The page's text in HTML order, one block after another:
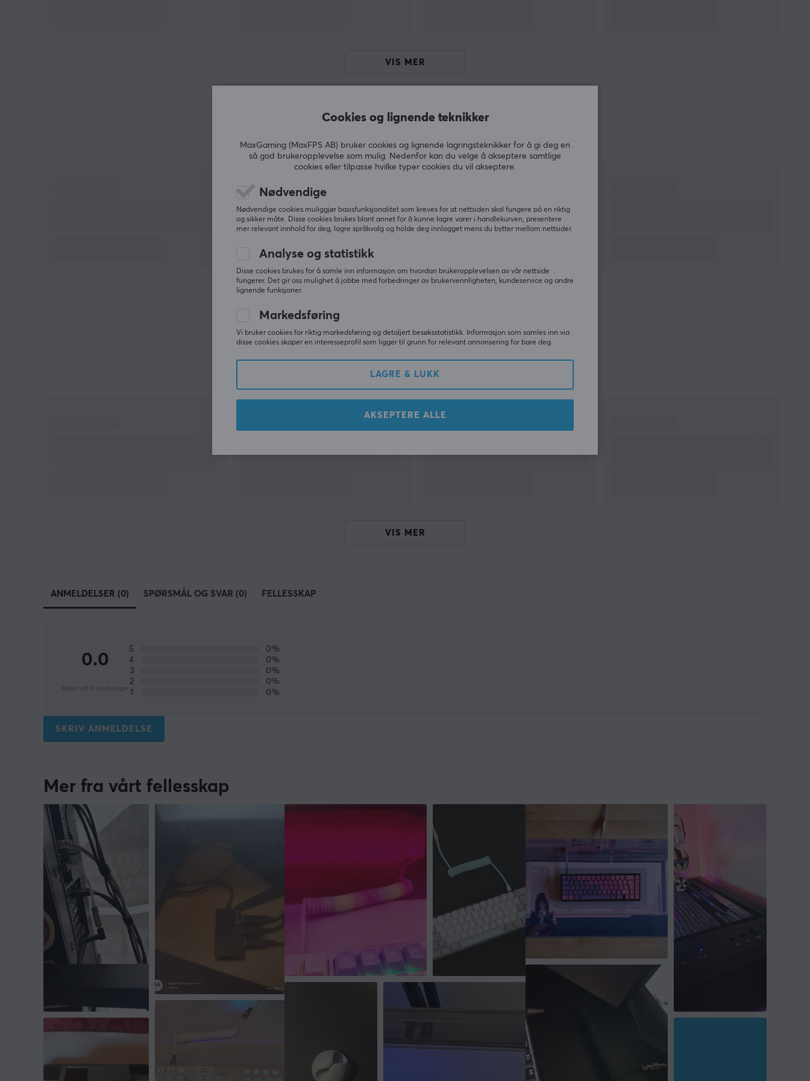
Gjennom banebrytende innovasjon og en sterk
j5create å utvikle produkter som forener
måte, og gir deg verktøyene til å møte dagens
VIS MER
Andre kjøpte også
Andre så også
VIS MER
ANMELDELSER (0) SPØRSMÅL OG SVAR (0) FELLESSKAP
0.0
Basert på 0 vurderinger
5
0%
4
0%
3
0%
2
0%
1
0%
SKRIV ANMELDELSE
Mer fra vårt fellesskap
Cookies og lignende teknikker
MaxGaming (MaxFPS AB) bruker cookies og lignende lagringsteknikker for å gi deg en
så god brukeropplevelse som mulig. Nedenfor kan du velge å akseptere samtlige
cookies eller tilpasse hvilke typer cookies du vil akseptere.
Nødvendige
Nødvendige cookies muliggjør basisfunksjonalitet som kreves for at nettsiden skal fungere på en riktig
og sikker måte. Disse cookies brukes blant annet for å kunne lagre varer i handlekurven, presentere
mer relevant innhold for deg, lagre språkvalg og holde deg innlogget mens du bytter mellom nettsider.
Analyse og statistikk
Disse cookies brukes for å samle inn informasjon om hvordan brukeropplevelsen av vår nettside
fungerer. Det gir oss mulighet å jobbe med forbedringer av brukervennligheten, kundeservice og andre
lignende funksjoner.
Markedsføring
Vi bruker cookies for riktig markedsføring og detaljert besøksstatistikk. Informasjon som samles inn via
disse cookies skaper en interesseprofil som ligger til grunn for relevant annonsering for bare deg.
LAGRE & LUKK
AKSEPTERE ALLE